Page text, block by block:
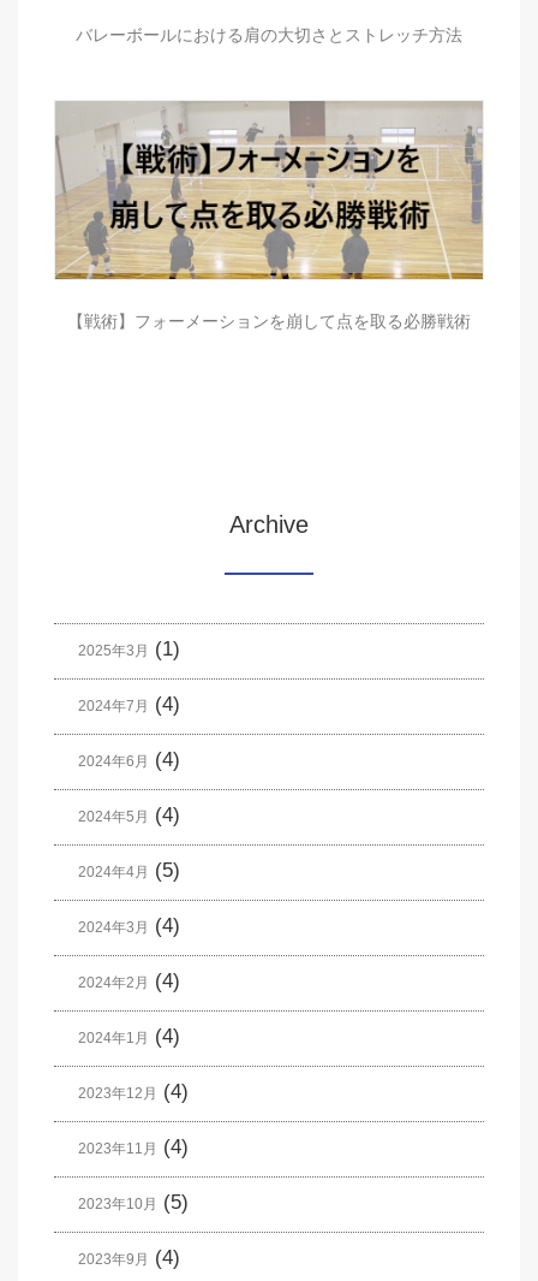
バレーボールにおける肩の大切さとストレッチ方法
【戦術】フォーメーションを崩して点を取る必勝戦術
Archive
2025年3月 (1)
2024年7月 (4)
2024年6月 (4)
2024年5月 (4)
2024年4月 (5)
2024年3月 (4)
2024年2月 (4)
2024年1月 (4)
2023年12月 (4)
2023年11月 (4)
2023年10月 (5)
2023年9月 (4)